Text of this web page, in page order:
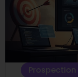
Prospection